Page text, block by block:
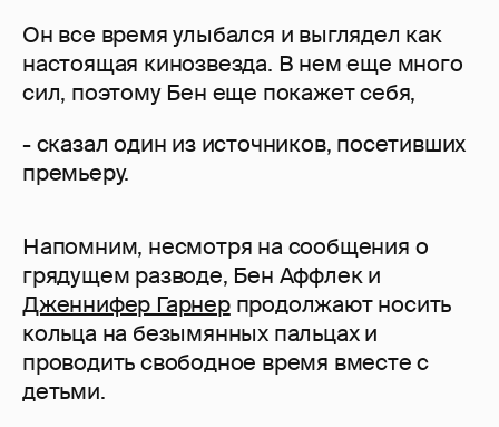
Он все время улыбался и выглядел как
настоящая кинозвезда. В нем еще много
сил, поэтому Бен еще покажет себя,
- сказал один из источников, посетивших
премьеру.
Напомним, несмотря на сообщения о
грядущем разводе, Бен Аффлек и
Дженнифер Гарнерпродолжают носить
кольца на безымянных пальцах и
проводить свободное время вместе с
детьми.